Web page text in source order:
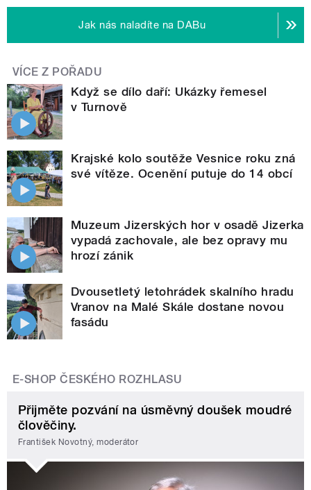
Jak nás naladíte na DABu
VÍCE Z POŘADU
Když se dílo daří: Ukázky řemesel
v Turnově
Krajské kolo soutěže Vesnice roku zná
své vítěze. Ocenění putuje do 14 obcí
Muzeum Jizerských hor v osadě Jizerka
vypadá zachovale, ale bez opravy mu
hrozí zánik
Dvousetletý letohrádek skalního hradu
Vranov na Malé Skále dostane novou
fasádu
E-SHOP ČESKÉHO ROZHLASU
Přijměte pozvání na úsměvný doušek moudré
člověčiny.
František Novotný, moderátor